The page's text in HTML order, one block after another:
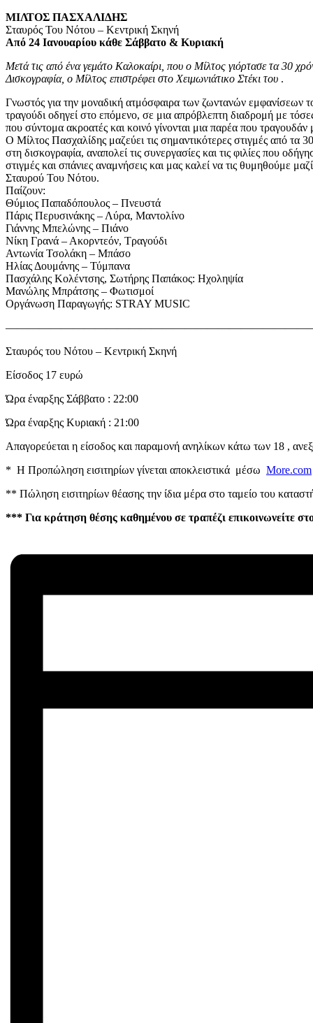
ΜΙΛΤΟΣ ΠΑΣΧΑΛΙΔΗΣ
Σταυρός Του Νότου – Κεντρική Σκηνή
Από 24 Ιανουαρίου κάθε Σάββατο & Κυριακή
Μετά τις από ένα γεμάτο Καλοκαίρι, που ο Μίλτος γιόρτασε τα 30
Δισκογραφία, ο Μίλτος επιστρέφει στο Χειμωνιάτικο Στέκι του .
Γνωστός για την μοναδική ατμόσφαιρα των ζωντανών εμφανίσεων
τραγούδι οδηγεί στο επόμενο, σε μια απρόβλεπτη διαδρομή με
που σύντομα ακροατές και κοινό γίνονται μια παρέα που τραγουδάν
Ο Μίλτος Πασχαλίδης μαζεύει τις σημαντικότερες στιγμές από τα
στη δισκογραφία, αναπολεί τις συνεργασίες και τις φιλίες που
στιγμές και σπάνιες αναμνήσεις και μας καλεί να τις θυμηθούμε
Σταυρού Του Νότου.
Παίζουν:
Θύμιος Παπαδόπουλος – Πνευστά
Πάρις Περυσινάκης – Λύρα, Μαντολίνο
Γιάννης Μπελώνης – Πιάνο
Νίκη Γρανά – Ακορντεόν, Τραγούδι
Αντωνία Τσολάκη – Μπάσο
Ηλίας Δουμάνης – Τύμπανα
Πασχάλης Κολέντσης, Σωτήρης Παπάκος: Ηχοληψία
Μανώλης Μπράτσης – Φωτισμοί
Οργάνωση Παραγωγής: STRAY MUSIC
Σταυρός του Νότου – Κεντρική Σκηνή
Είσοδος 17 ευρώ
Ώρα έναρξης Σάββατο : 22:00
Ώρα έναρξης Kυριακή : 21:00
Απαγορεύεται η είσοδος και παραμονή ανηλίκων κάτω των 18 ,
* Η Προπώληση εισιτηρίων γίνεται αποκλειστικά μέσω More.com
** Πώληση εισιτηρίων θέασης την ίδια μέρα στο ταμείο του
*** Για κράτηση θέσης καθημένου σε τραπέζι επικοινωνείτε